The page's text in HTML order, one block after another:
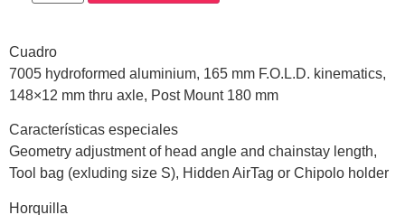
Cuadro
7005 hydroformed aluminium, 165 mm F.O.L.D. kinematics,
148×12 mm thru axle, Post Mount 180 mm
Características especiales
Geometry adjustment of head angle and chainstay length,
Tool bag (exluding size S), Hidden AirTag or Chipolo holder
Horquilla